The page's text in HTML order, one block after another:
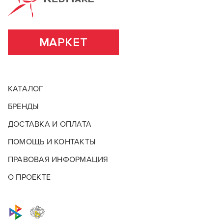
солнечных лучей
насущные проблемы барберов с некачественным
ПОДРОБНЕЕ О БРЕНДЕ
МАРКЕТ
КАТАЛОГ
БРЕНДЫ
ДОСТАВКА И ОПЛАТА
ПОМОЩЬ И КОНТАКТЫ
ПРАВОВАЯ ИНФОРМАЦИЯ
О ПРОЕКТЕ